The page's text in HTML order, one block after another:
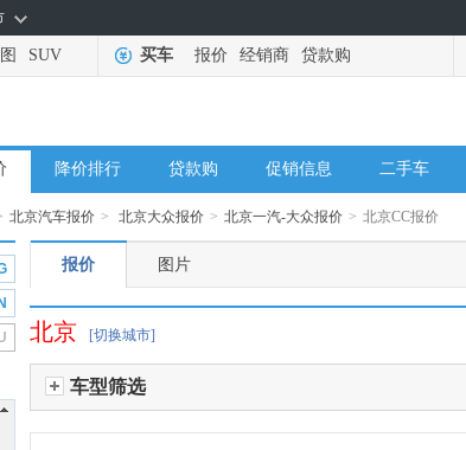
SUV 买车 报价 经销商 贷款购
降价排行 贷款购 促销信息 二手车
北京汽车报价 > 北京大众报价 > 北京一汽-大众报价 > 北京CC报价
N
报价 图片
北京 [切换城市]
车型筛选